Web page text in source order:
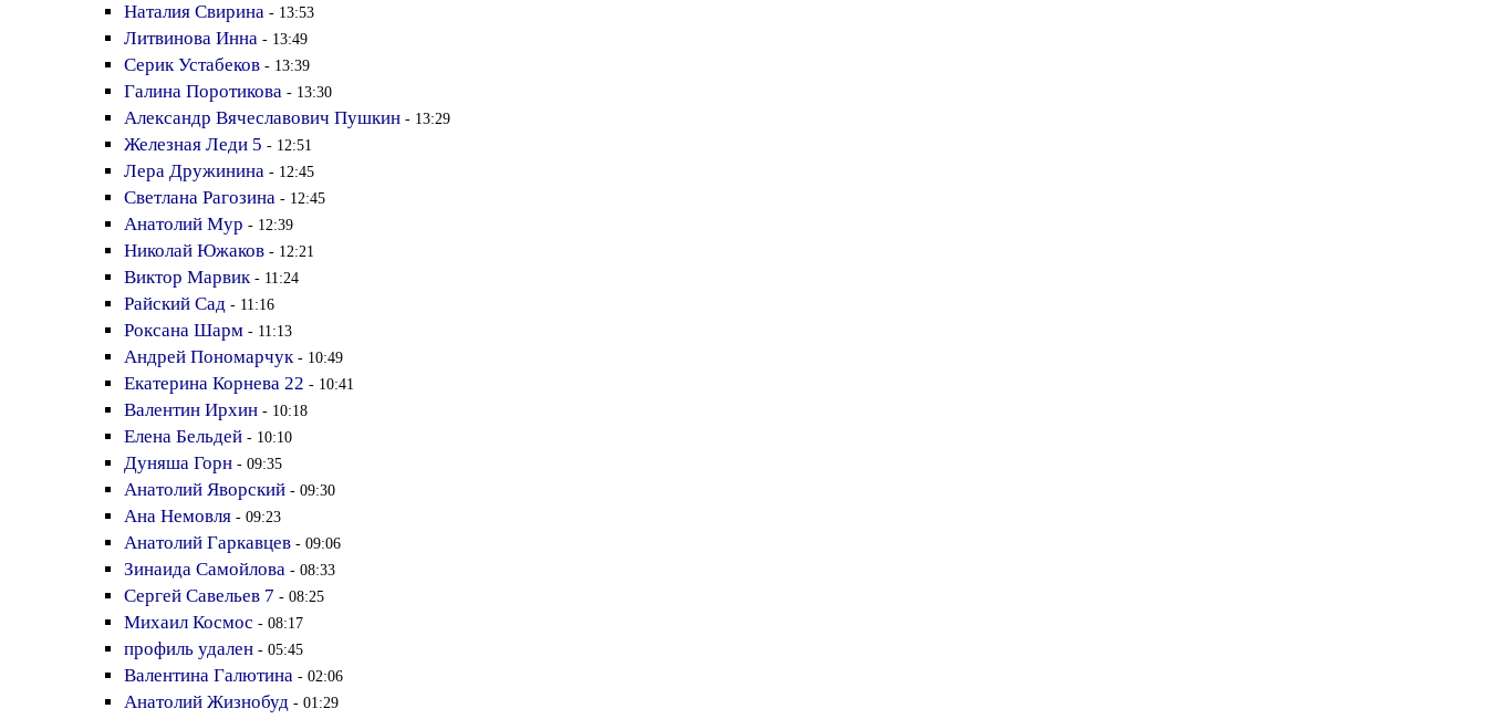
Наталия Свирина - 13:53
Литвинова Инна - 13:49
Серик Устабеков - 13:39
Галина Поротикова - 13:30
Александр Вячеславович Пушкин - 13:29
Железная Леди 5 - 12:51
Лера Дружинина - 12:45
Светлана Рагозина - 12:45
Анатолий Мур - 12:39
Николай Южаков - 12:21
Виктор Марвик - 11:24
Райский Сад - 11:16
Роксана Шарм - 11:13
Андрей Пономарчук - 10:49
Екатерина Корнева 22 - 10:41
Валентин Ирхин - 10:18
Елена Бельдей - 10:10
Дуняша Горн - 09:35
Анатолий Яворский - 09:30
Ана Немовля - 09:23
Анатолий Гаркавцев - 09:06
Зинаида Самойлова - 08:33
Сергей Савельев 7 - 08:25
Михаил Космос - 08:17
профиль удален - 05:45
Валентина Галютина - 02:06
Анатолий Жизнобуд - 01:29